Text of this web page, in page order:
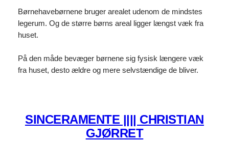
Børnehavebørnene bruger arealet udenom de mindstes
legerum. Og de større børns areal ligger længst væk fra
huset.
På den måde bevæger børnene sig fysisk længere væk
fra huset, desto ældre og mere selvstændige de bliver.
SINCERAMENTE |||| CHRISTIAN
GJØRRET